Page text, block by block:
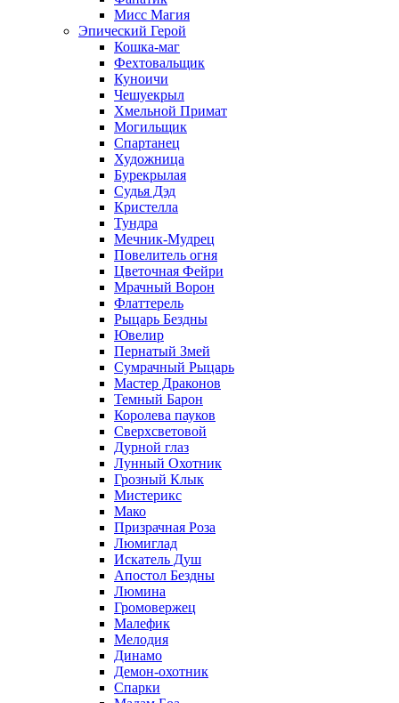
Мисс Магия
Эпический Герой
Кошка-маг
Фехтовальщик
Куноичи
Чешуекрыл
Хмельной Примат
Могильщик
Спартанец
Художница
Бурекрылая
Судья Дэд
Кристелла
Тундра
Мечник-Мудрец
Повелитель огня
Цветочная Фейри
Мрачный Ворон
Флаттерель
Рыцарь Бездны
Ювелир
Пернатый Змей
Сумрачный Рыцарь
Мастер Драконов
Темный Барон
Королева пауков
Сверхсветовой
Дурной глаз
Лунный Охотник
Грозный Клык
Мистерикс
Мако
Призрачная Роза
Люмиглад
Искатель Душ
Апостол Бездны
Люмина
Громовержец
Малефик
Мелодия
Динамо
Демон-охотник
Спарки